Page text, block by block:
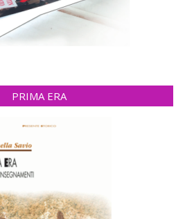
PRIMA ERA